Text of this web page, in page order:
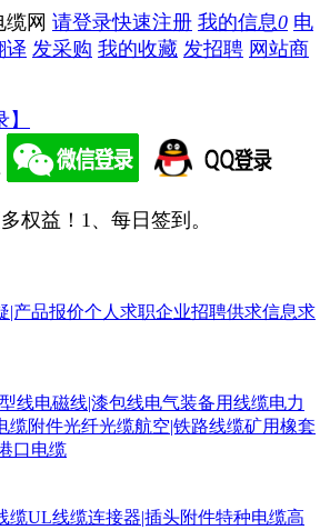
网 请登录快速注册 我的信息0 电
译 发采购 我的收藏 发招聘 网站商
权益！ 1、每日签到。
|产品报价个人求职企业招聘供求信息求
线电磁线|漆包线电气装备用线缆电力
缆附件光纤光缆航空|铁路线缆矿用橡套
口电缆
缆UL线缆连接器|插头附件特种电缆高